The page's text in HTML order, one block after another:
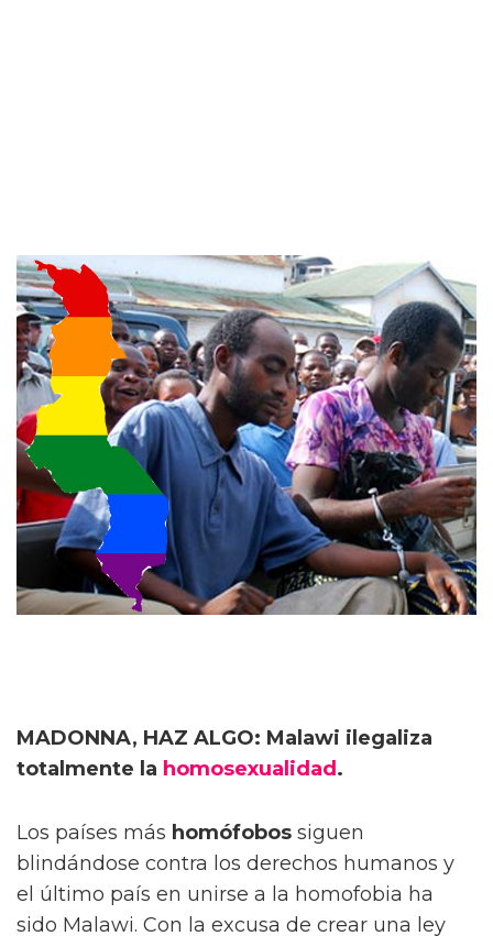
MADONNA, HAZ ALGO: Malawi ilegaliza
totalmente la homosexualidad .
Los países más homófobos siguen
blindándose contra los derechos humanos y
el último país en unirse a la homofobia ha
sido Malawi. Con la excusa de crear una ley